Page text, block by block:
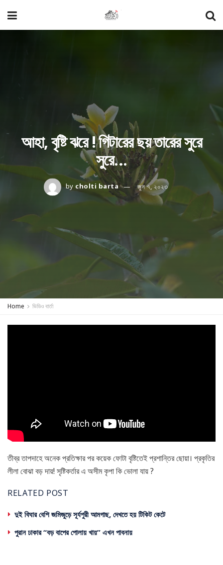
আহা, বৃষ্টি ঝরে ! গিটারের ছয় তারের সুরে
সুরে…
by cholti barta জুন ৭, ২০২৩
Home ভিডিও বার্তা
তীব্র তাপদাহে অনেক প্রতিক্ষার পর কয়েক ফোটা বৃষ্টিতেই প্রশান্তির ছোয়া। প্রকৃতির
লীলা বোঝা বড় দায়! সৃষ্টিকর্তার এ অসীম কৃপা কি ভোলা যায় ?
RELATED POST
দুই বিঘার বেশি জমিজুড়ে সূর্যপুরী আমগাছ, দেখতে হয় টিকিট কেটে
পুরান ঢাকার “বড় বাপের পোলায় খায়” এখন পাবনায়